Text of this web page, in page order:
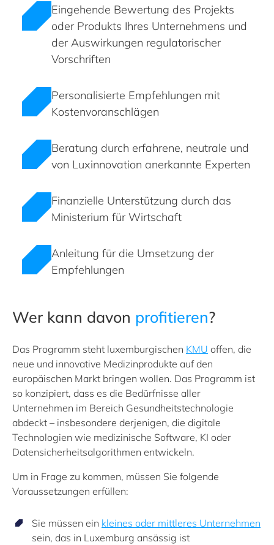
Eingehende Bewertung des Projekts
oder Produkts Ihres Unternehmens und
der Auswirkungen regulatorischer
Vorschriften
Personalisierte Empfehlungen mit
Kostenvoranschlägen
Beratung durch erfahrene, neutrale und
von Luxinnovation anerkannte Experten
Finanzielle Unterstützung durch das
Ministerium für Wirtschaft
Anleitung für die Umsetzung der
Empfehlungen
Wer kann davon profitieren?
Das Programm steht luxemburgischen KMU offen, die
neue und innovative Medizinprodukte auf den
europäischen Markt bringen wollen. Das Programm ist
so konzipiert, dass es die Bedürfnisse aller
Unternehmen im Bereich Gesundheitstechnologie
abdeckt – insbesondere derjenigen, die digitale
Technologien wie medizinische Software, KI oder
Datensicherheitsalgorithmen entwickeln.
Um in Frage zu kommen, müssen Sie folgende
Voraussetzungen erfüllen:
Sie müssen ein kleines oder mittleres Unternehmen
sein, das in Luxemburg ansässig ist